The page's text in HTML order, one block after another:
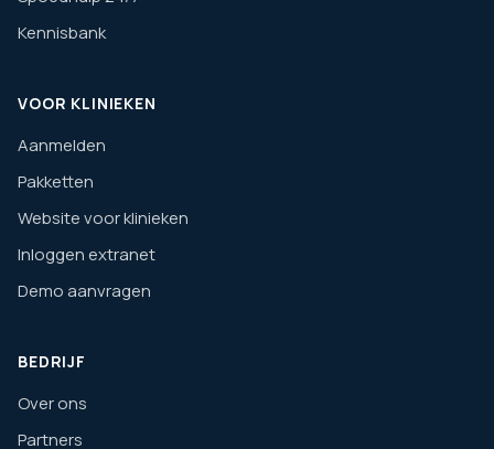
Kennisbank
VOOR KLINIEKEN
Aanmelden
Pakketten
Website voor klinieken
Inloggen extranet
Demo aanvragen
BEDRIJF
Over ons
Partners